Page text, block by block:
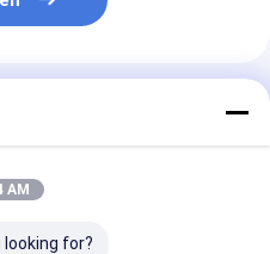
AM
looking for?